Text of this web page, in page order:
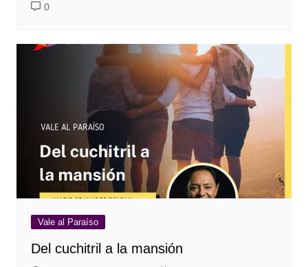
0
Vale al Paraíso
Del cuchitril a la mansión